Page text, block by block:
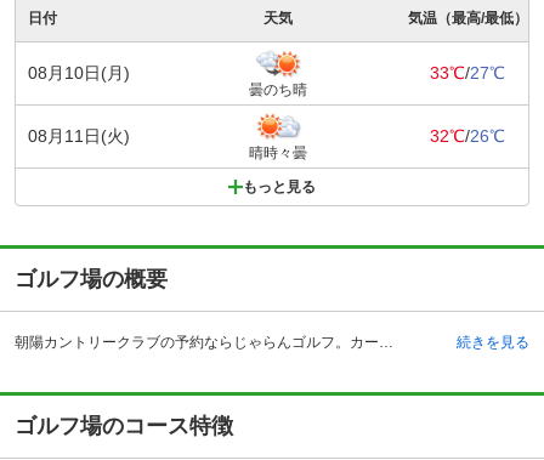
日付 天気 気温（最高/最低）
08月10日(月)
曇のち晴
33℃/27℃
08月11日(火)
晴時々曇
32℃/26℃
もっと見る
ゴルフ場の概要
朝陽カントリークラブの予約ならじゃらんゴルフ。カートの有無や利用税、キャンセル料、ナイター設備、駐車場などのコース情報はもちろん、口コミ、フォトギャラリーなどコースの難易度や攻略に役立つ情報充実、予約する度にポイントが貯まるのでお得にゴルフをお楽しみ頂けます。 山口県山陽小野田市の朝陽カントリークラブは、小野田インターチェンジから車で約3分、厚狭駅からタクシーで約8分のところにあるゴルフ場です。山陽新幹線が縦断する非常に珍しいコース。白鷲の群れが飛び交う湖が特徴で、交通の便が良いにもかかわらず、自然と野生動物に触れられる和やかなゴルフ場です。開場は昭和41年で、コース設計は間野貞吉氏。クラブハウスはゆとりある広さのデザインで、明るさと開放感ある吹き抜けのロビーの他、季節に合わせたメニューが揃うレストランや岩風呂などがあります。なお、パーティーの開催やVIPルームの使用などもでき、隣接する山陽ゴルフセンターは天然芝350ヤードの本格ドライビングレンジ、深夜24時まで営業しています。 続きを見る
ゴルフ場のコース特徴